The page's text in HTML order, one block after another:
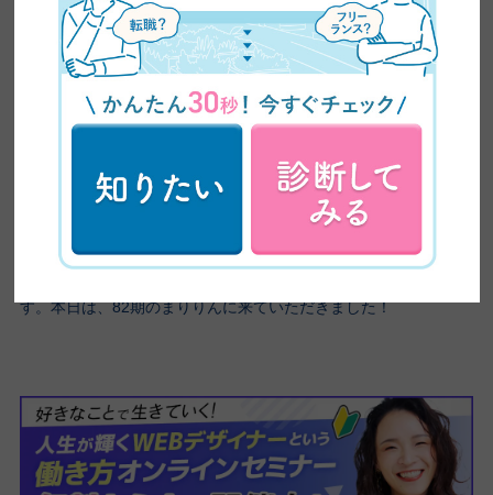
後これから講座に参加しようと思って迷っている方へ、まりりん
からメッセージをお願いします。
本当に自分次第というか、やる気がある方だったらもう絶対後悔
しないと思うので、他のスクールを経験したわけではないんです
ールを選んでよかったなと思ってます。
もし、迷っているけどデザインやりたいという方がいたら、おす
す。本日は、82期のまりりんに来ていただきました！